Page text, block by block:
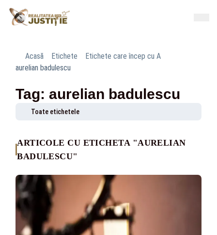
Acasă Etichete
Etichete care încep cu A
aurelian badulescu
Tag: aurelian badulescu
Toate etichetele
ARTICOLE CU ETICHETA "AURELIAN
BADULESCU"